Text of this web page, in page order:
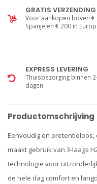
GRATIS VERZENDING
Voor aankopen boven €
Spanje en € 200 in
EXPRESS LEVERING
Thuisbezorging binnen
dagen
Productomschrijving
Eenvoudig en
maakt gebruik van 3-laags
technologie voor
de hele dag comfort en